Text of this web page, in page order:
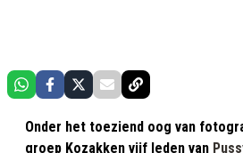
Onder het toeziend oog van
groep Kozakken vijf leden van